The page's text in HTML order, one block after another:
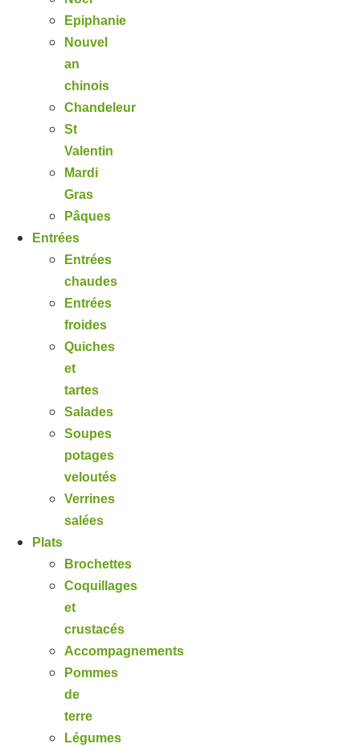
Epiphanie
Nouvel
an
chinois
Chandeleur
St
Valentin
Mardi
Gras
Pâques
Entrées
Entrées
chaudes
Entrées
froides
Quiches
et
tartes
Salades
Soupes
potages
veloutés
Verrines
salées
Plats
Brochettes
Coquillages
et
crustacés
Accompagnements
Pommes
de
terre
Légumes